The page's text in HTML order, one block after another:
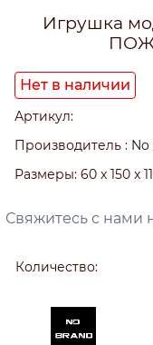
Игрушка
Нет в наличии
Артикул:
Производитель :
Размеры: 60 x 150 x
Свяжитесь с нами
Количество: